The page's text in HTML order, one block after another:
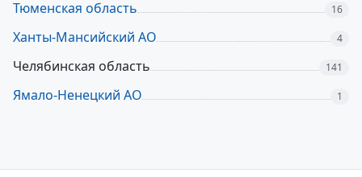
Тюменская область 16
Ханты-Мансийский АО 4
Челябинская область 141
Ямало-Ненецкий АО 1